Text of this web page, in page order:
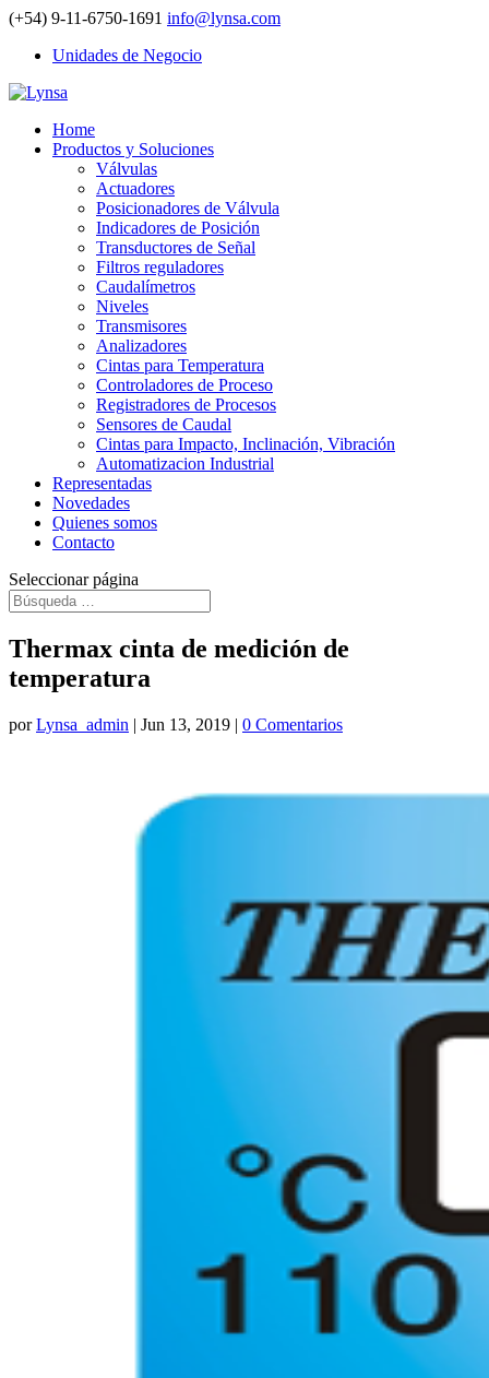
(+54) 9-11-6750-1691 info@lynsa.com
Unidades de Negocio
Home
Productos y Soluciones
Válvulas
Actuadores
Posicionadores de Válvula
Indicadores de Posición
Transductores de Señal
Filtros reguladores
Caudalímetros
Niveles
Transmisores
Analizadores
Cintas para Temperatura
Controladores de Proceso
Registradores de Procesos
Sensores de Caudal
Cintas para Impacto, Inclinación, Vibración
Automatizacion Industrial
Representadas
Novedades
Quienes somos
Contacto
Seleccionar página
Thermax cinta de medición de
temperatura
porLynsa_admin | Jun 13, 2019 | 0 Comentarios